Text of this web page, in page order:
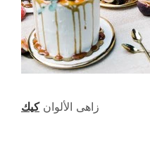
زاهى الألوانكيك